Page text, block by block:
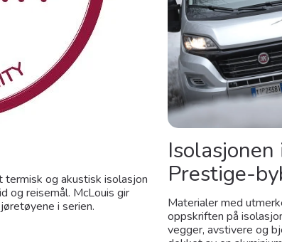
og akustisk isolasjon
og reisemål. McLouis gir
i serien.
Prestige-
Materialer med
oppskriften på
vegger, avstivere og